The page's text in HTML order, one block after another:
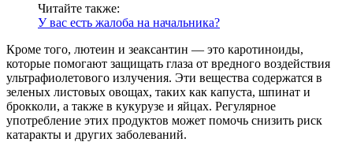
Читайте также:
У вас есть жалоба на начальника?
Кроме того, лютеин и зеаксантин — это каротиноиды,
которые помогают защищать глаза от вредного воздействия
ультрафиолетового излучения. Эти вещества содержатся в
зеленых листовых овощах, таких как капуста, шпинат и
брокколи, а также в кукурузе и яйцах. Регулярное
употребление этих продуктов может помочь снизить риск
катаракты и других заболеваний.